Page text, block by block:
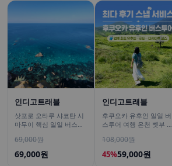
인디고트래블
삿포로 오타루 샤코탄 시
마무이 핵심 일일 버스투
69,000원
69,000원
인디고트래블
후쿠오카 유후인 일일 버
스투어 여행 온천 벳부 유
108,000원
45%59,000원